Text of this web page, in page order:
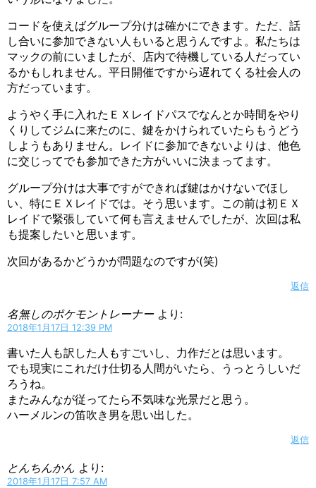
コードを使えばグループ分けは確かにできます。ただ、話
し合いに参加できない人もいると思うんですよ。私たちは
マックの前にいましたが、店内で待機している人だってい
るかもしれません。平日開催ですから遅れてくる社会人の
方だっています。
ようやく手に入れたＥＸレイドパスでなんとか時間をやり
くりしてジムに来たのに、鍵をかけられていたらもうどう
しようもありません。レイドに参加できないよりは、他色
に交じってでも参加できた方がいいに決まってます。
グループ分けは大事ですができれば鍵はかけないでほし
い、特にＥＸレイドでは。そう思います。この前は初ＥＸ
レイドで緊張していて何も言えませんでしたが、次回は私
も提案したいと思います。
次回があるかどうかが問題なのですが(笑)
返信
名無しのポケモントレーナー より:
2018年1月17日 12:39 PM
書いた人も訳した人もすごいし、力作だとは思います。
でも現実にこれだけ仕切る人間がいたら、うっとうしいだ
ろうね。
またみんなが従ってたら不気味な光景だと思う。
ハーメルンの笛吹き男を思い出した。
返信
とんちんかん より:
2018年1月17日 7:57 AM